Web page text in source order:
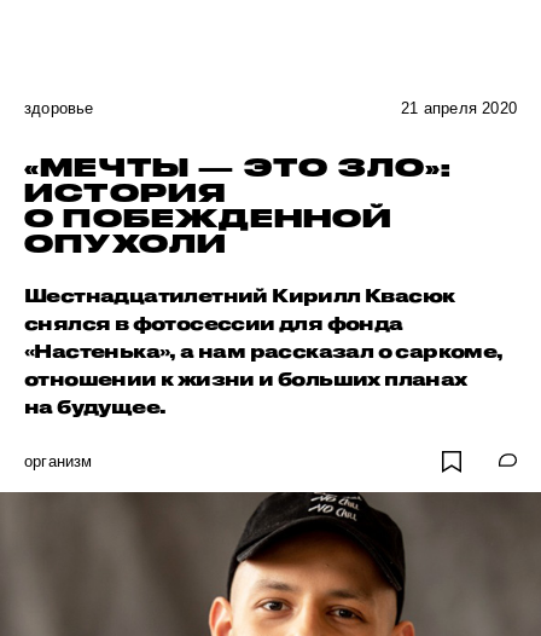
здоровье 21 апреля 2020
«МЕЧТЫ — ЭТО ЗЛО»:
ИСТОРИЯ
О ПОБЕЖДЕННОЙ
ОПУХОЛИ
Шестнадцатилетний Кирилл Квасюк
снялся в фотосессии для фонда
«Настенька», а нам рассказал о саркоме,
отношении к жизни и больших планах
на будущее.
организм